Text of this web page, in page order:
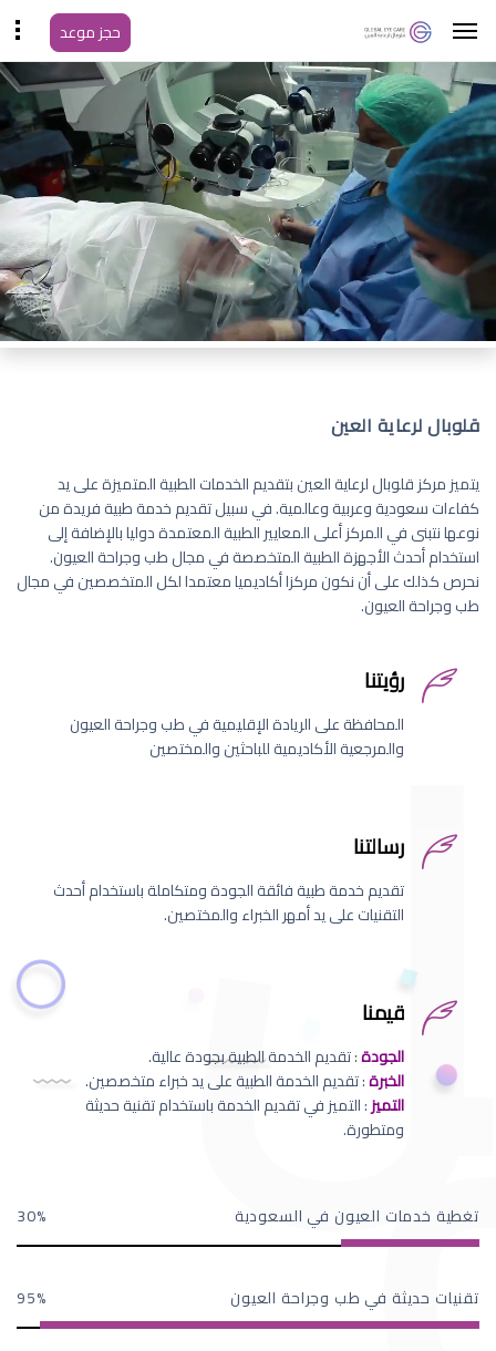
حجز موعد
قلوبال لرعاية العين
يتميز مركز قلوبال لرعاية العين بتقديم الخدمات الطبية المتميزة على يد
كفاءات سعودية وعربية وعالمية. في سبيل تقديم خدمة طبية فريدة من
نوعها نتبنى في المركز أعلى المعايير الطبية المعتمدة دوليا بالإضافة إلى
استخدام أحدث الأجهزة الطبية المتخصصة في مجال طب وجراحة العيون.
نحرص كذلك على أن نكون مركزا أكاديميا معتمدا لكل المتخصصين في مجال
طب وجراحة العيون.
رؤيتنا
المحافظة على الريادة الإقليمية في طب وجراحة العيون
والمرجعية الأكاديمية للباحثين والمختصين
رسالتنا
تقديم خدمة طبية فائقة الجودة ومتكاملة باستخدام أحدث
التقنيات على يد أمهر الخبراء والمختصين.
قيمنا
الجودة: تقديم الخدمة الطبية بجودة عالية.
الخبرة: تقديم الخدمة الطبية على يد خبراء متخصصين.
التميز: التميز في تقديم الخدمة باستخدام تقنية حديثة
ومتطورة.
تغطية خدمات العيون في السعودية 30
تقنيات حديثة في طب وجراحة العيون 95